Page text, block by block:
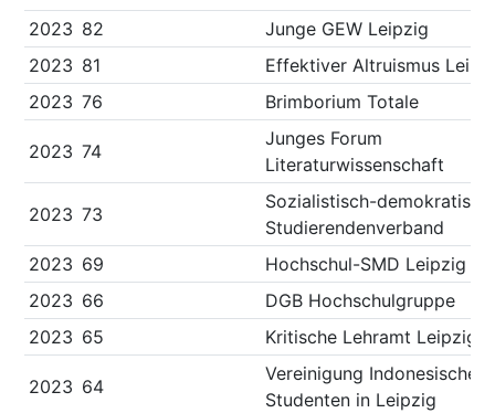
2023 82
Junge GEW Leipzig
2023 81
Effektiver Altruismus
2023 76 Brimborium Totale
2023 74
Junges Forum
Literaturwissenschaft
2023 73
Sozialistisch-
Studierendenverband
2023 69
Hochschul-SMD Leipzig
2023 66
DGB Hochschulgruppe
2023 65 Kritische Lehramt Leipzig
2023 64
Vereinigung Indonesischer
Studenten in Leipzig